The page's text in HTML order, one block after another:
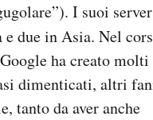
I suoi
due in Asia. Nel
ha creato
dimenticati, altri
tanto da aver anche